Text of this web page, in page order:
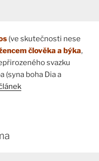
(ve skutečnosti nese
člověka a býka,
svazku
(syna boha Dia a